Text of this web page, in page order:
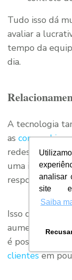
analisar
site e
Saiba
Tudo isso dá
avaliar a
tempo da
dia.
A tecnologia
as companhias
redes sociais e
uma interação
responder
Isso diminui o
aumenta a
é possível
clientesem